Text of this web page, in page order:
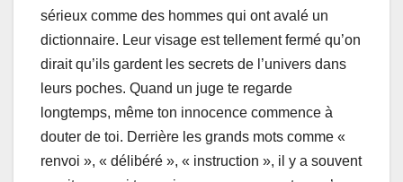
sérieux comme des hommes qui ont avalé un
dictionnaire. Leur visage est tellement fermé qu’on
dirait qu’ils gardent les secrets de l’univers dans
leurs poches. Quand un juge te regarde
longtemps, même ton innocence commence à
douter de toi. Derrière les grands mots comme «
renvoi », « délibéré », « instruction », il y a souvent